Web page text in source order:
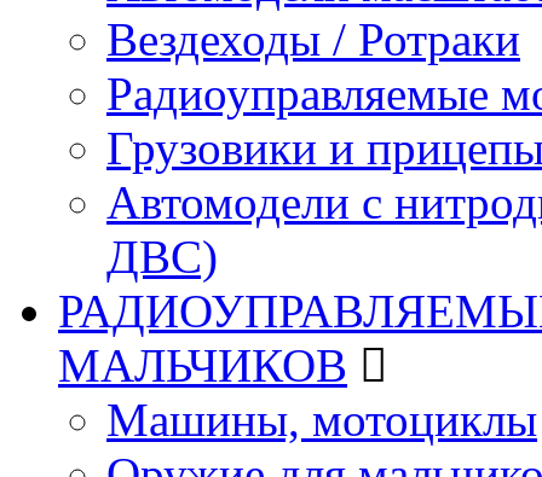
Вездеходы / Ротраки
Радиоуправляемые
Грузовики и
Автомодели с
ДВС)
МАЛЬЧИКОВ
Машины, мотоциклы